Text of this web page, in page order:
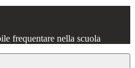
frequentare nella scuola